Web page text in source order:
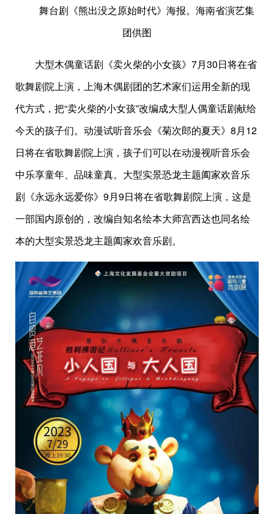
舞台剧《熊出没之原始时代》海报。海南省演艺集
团供图
大型木偶童话剧《卖火柴的小女孩》7月30日将在省
歌舞剧院上演，上海木偶剧团的艺术家们运用全新的现
代方式，把“卖火柴的小女孩”改编成大型人偶童话剧献给
今天的孩子们。动漫试听音乐会《菊次郎的夏天》8月12
日将在省歌舞剧院上演，孩子们可以在动漫视听音乐会
中乐享童年、品味童真。大型实景恐龙主题阖家欢音乐
剧《永远永远爱你》9月9日将在省歌舞剧院上演，这是
一部国内原创的，改编自知名绘本大师宫西达也同名绘
本的大型实景恐龙主题阖家欢音乐剧。